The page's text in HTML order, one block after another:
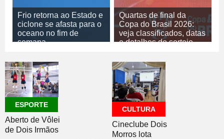
Frio retorna ao Estado e
ciclone se afasta para o
oceano no fim de
semana
Quartas de final da
Copa do Brasil 2026:
veja classificados, datas
e detalhes do sorteio
ESPORTE
ESPORTE
Aberto de Vôlei
de Dois Irmãos
CULTURA
Cineclube Dois
Morros lota